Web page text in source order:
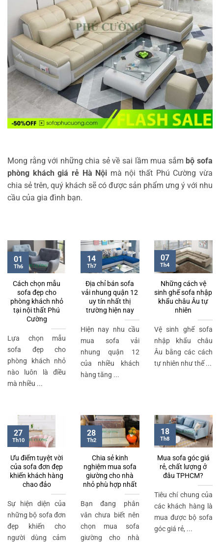
Mong rằng với những chia sẻ về sai lầm mua sắm bộ sofa
phòng khách giá rẻ Hà Nội mà nội thất Phú Cường vừa
chia sẻ trên, quý khách sẽ có được sản phẩm ưng ý với nhu
cầu của gia đình bạn.
Cách chọn mẫu
sofa đẹp cho
phòng khách nhỏ
tại nội thất Phú
Cường
Lựa chọn mẫu
sofa đẹp cho
phòng khách nhỏ
nào luôn là điều
mà nhiều ...
01
Th6
Địa chỉ bán sofa
vải nhung quận 12
uy tín nhất thị
trường hiện nay
Hiện nay nhu cầu
mua sofa vải
nhung quận 12
của nhiều khách
hàng tăng ...
14
Th7
Những cách vệ
sinh ghế sofa nhập
khẩu châu Âu tự
nhiên
Vệ sinh ghế sofa
nhập khẩu châu
Âu bằng các cách
tự nhiên như thế ...
07
Th4
Ưu điểm tuyệt vời
của sofa đơn đẹp
khiến khách hàng
chao đảo
Sự hiện diện của
những bộ sofa đơn
đẹp khiến cho
người dùng cảm
27
Th10
Chia sẻ kinh
nghiệm mua sofa
giường cho nhà
nhỏ phù hợp nhất
Bạn đang phân
vân chưa biết nên
chọn mua sofa
giường cho nhà
28
Th2
Mua sofa góc giá
rẻ, chất lượng ở
đâu TPHCM?
Tiêu chí chung của
các khách hàng là
mua được bộ sofa
góc giá rẻ, ...
18
Th8